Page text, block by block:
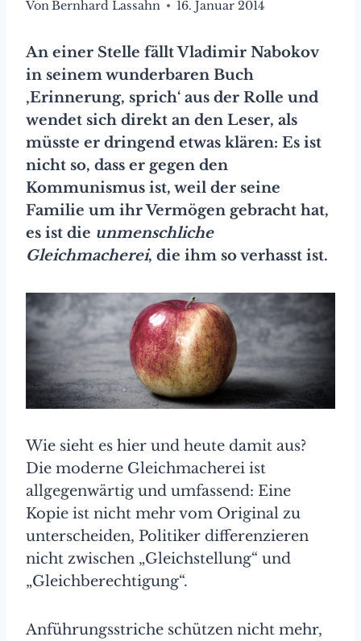
VonBernhard Lassahn 16. Januar 2014
An einer Stelle fällt Vladimir Nabokov
in seinem wunderbaren Buch
‚Erinnerung, sprich‘ aus der Rolle und
wendet sich direkt an den Leser, als
müsste er dringend etwas klären: Es ist
nicht so, dass er gegen den
Kommunismus ist, weil der seine
Familie um ihr Vermögen gebracht hat,
es ist die unmenschliche
Gleichmacherei, die ihm so verhasst ist.
Wie sieht es hier und heute damit aus?
Die moderne Gleichmacherei ist
allgegenwärtig und umfassend: Eine
Kopie ist nicht mehr vom Original zu
unterscheiden, Politiker differenzieren
nicht zwischen „Gleichstellung“ und
„Gleichberechtigung“.
Anführungsstriche schützen nicht mehr,